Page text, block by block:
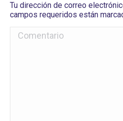
Tu dirección de correo
campos requeridos están
Comentario